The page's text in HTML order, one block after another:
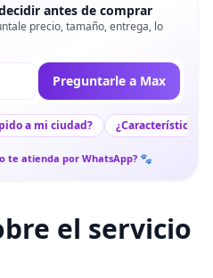
antes de comprar
precio, tamaño, entrega, lo
Preguntarle a Max
a mi ciudad? ¿Características
te atienda por WhatsApp? 🐾
el servicio